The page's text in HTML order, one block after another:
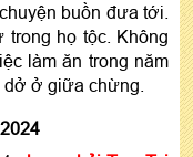
buồn đưa tới.
trong họ tộc. Không
làm ăn trong năm
ở giữa chừng.